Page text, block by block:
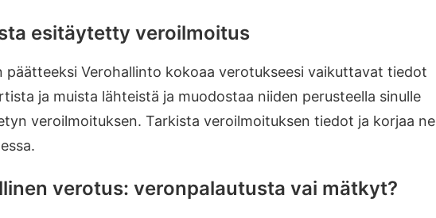
esitäytetty veroilmoitus
päätteeksi Verohallinto kokoaa verotukseesi vaikuttavat tiedot
ja muista lähteistä ja muodostaa niiden perusteella sinulle
veroilmoituksen. Tarkista veroilmoituksen tiedot ja korjaa ne
verotus: veronpalautusta vai mätkyt?